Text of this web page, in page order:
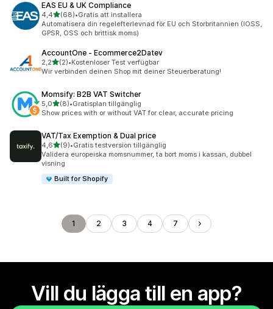
EAS EU & UK Compliance
4,4av 5 stjärnor
(68)
68 recensioner totalt
•Gratis att installera
Automatisera din regelefterlevnad för EU och Storbritannien (IOSS,
GPSR, OSS och brittisk moms)
AccountOne ‑ Ecommerce2Datev
2,2av 5 stjärnor
(2)
2 recensioner totalt
•Kostenloser Test verfügbar
Wir verbinden deinen Shop mit deiner Steuerberatung!
Momsify: B2B VAT Switcher
5,0av 5 stjärnor
(8)
8 recensioner totalt
•Gratisplan tillgänglig
Show prices with or without VAT for clear, accurate pricing
VAT/Tax Exemption & Dual price
4,6av 5 stjärnor
(9)
9 recensioner totalt
•Gratis testversion tillgänglig
Validera europeiska momsnummer, ta bort moms i kassan, dubbel
visning
Built for Shopify
1 2 3 4 7
Vill du lägga till en app?